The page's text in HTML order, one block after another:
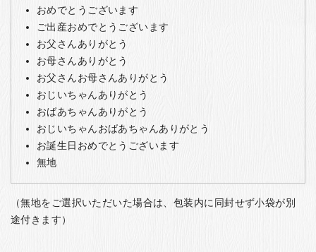
おめでとうございます
ご出産おめでとうございます
お父さんありがとう
お母さんありがとう
お父さんお母さんありがとう
おじいちゃんありがとう
おばあちゃんありがとう
おじいちゃんおばあちゃんありがとう
お誕生日おめでとうございます
無地
（無地をご選択いただいた場合は、包装内に同封せず小袋が別
途付きます）